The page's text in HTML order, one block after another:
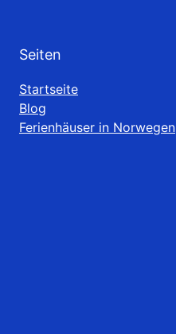
Seiten
Startseite
Blog
Ferienhäuser in Norwegen